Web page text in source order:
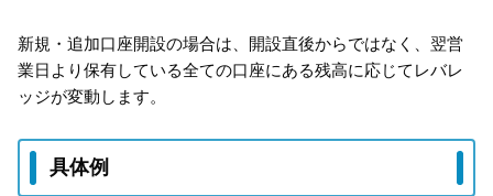
新規・追加口座開設の場合は、開設直後からではなく、翌営
業日より保有している全ての口座にある残高に応じてレバレ
ッジが変動します。
具体例